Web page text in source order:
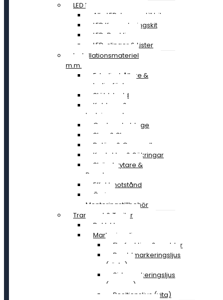
LED Lampor
Alla LED-lampor till bil
LED Konverteringskit
LED-Backljus
LED-slingor & Lister
Installationsmateriel
m.m.
Extraljushållare &
extraljusfäste
Stöldskydd
Kablage &
Ledningssatser
Canbus-kablage
Stag & Skruv
Reläer & Omvandlare
Kontakter & Säkringar
Strömbrytare &
Paneler
Effektmotstånd
Övriga
Monteringstillbehör
Transport & Trailer
Baklyktor
Markeringsljus
Flerfunktion & snablar
Breddmarkeringsljus
(röda)
Sidomarkeringsljus
(orange)
Positionsljus (vita)